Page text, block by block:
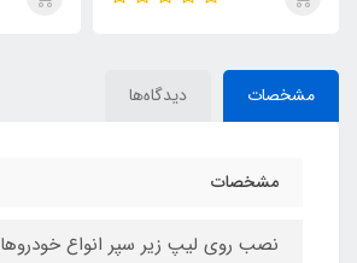
مشخصات دیدگاه‌ها
مشخصات
نصب روی لیپ زیر سپر انواع خودروها